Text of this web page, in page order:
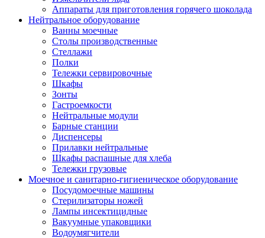
Аппараты для приготовления горячего шоколада
Нейтральное оборудование
Ванны моечные
Столы производственные
Стеллажи
Полки
Тележки сервировочные
Шкафы
Зонты
Гастроемкости
Нейтральные модули
Барные станции
Диспенсеры
Прилавки нейтральные
Шкафы распашные для хлеба
Тележки грузовые
Моечное и санитарно-гигиеническое оборудование
Посудомоечные машины
Стерилизаторы ножей
Лампы инсектицидные
Вакуумные упаковщики
Водоумягчители